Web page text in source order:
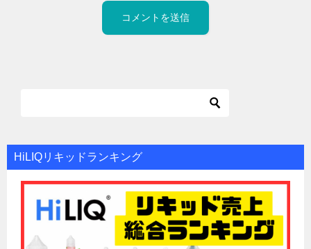
HiLIQリキッドランキング